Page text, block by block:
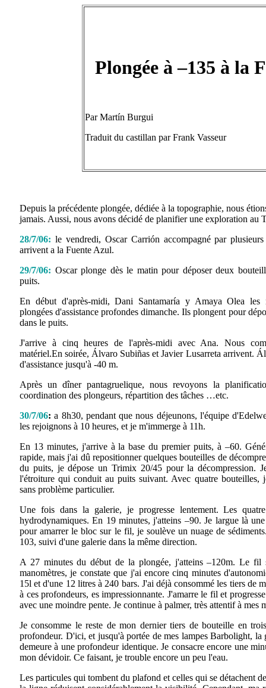
Plongée à –135 à la
Par Martín Burgui
Traduit du castillan par Frank Vasseur
Depuis la précédente plongée, dédiée à la topographie, nous
jamais. Aussi, nous avons décidé de planifier une exploration au
28/7/06: le vendredi, Oscar Carrión accompagné par
arrivent a la Fuente Azul.
29/7/06: Oscar plonge dès le matin pour déposer deux
puits.
En début d'après-midi, Dani Santamaría y Amaya Olea les
plongées d'assistance profondes dimanche. Ils plongent pour
dans le puits.
J'arrive à cinq heures de l'après-midi avec Ana. Nous
matériel.En soirée, Álvaro Subiñas et Javier Lusarreta arrivent.
d'assistance jusqu'à -40 m.
Après un dîner pantagruelique, nous revoyons la
coordination des plongeurs, répartition des tâches …etc.
30/7/06:a 8h30, pendant que nous déjeunons, l'équipe
les rejoignons à 10 heures, et je m'immerge à 11h.
En 13 minutes, j'arrive à la base du premier puits, à –60.
rapide, mais j'ai dû repositionner quelques bouteilles de
du puits, je dépose un Trimix 20/45 pour la décompression.
l'étroiture qui conduit au puits suivant. Avec quatre bouteilles,
sans problème particulier.
Une fois dans la galerie, je progresse lentement. Les
hydrodynamiques. En 19 minutes, j'atteins –90. Je largue là
pour amarrer le bloc sur le fil, je soulève un nuage de
103, suivi d'une galerie dans la même direction.
A 27 minutes du début de la plongée, j'atteins –120m. Le fil
manomètres, je constate que j'ai encore cinq minutes
15l et d'une 12 litres à 240 bars. J'ai déjà consommé les tiers de
à ces profondeurs, es impressionnante. J'amarre le fil et
avec une moindre pente. Je continue à palmer, très attentif à mes
Je consomme le reste de mon dernier tiers de bouteille en
profondeur. D'ici, et jusqu'à portée de mes lampes Barbolight, la
demeure à une profondeur identique. Je consacre encore une
mon dévidoir. Ce faisant, je trouble encore un peu l'eau.
Les particules qui tombent du plafond et celles qui se détachent